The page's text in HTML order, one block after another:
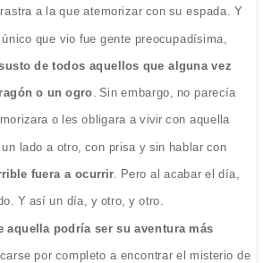
a la que atemorizar con su espada. Y
que vio fue gente preocupadísima,
de todos aquellos que alguna vez
o un ogro . Sin embargo, no parecía
o les obligara a vivir con aquella
lado a otro, con prisa y sin hablar con
fuera a ocurrir . Pero al acabar el día,
Y así un día, y otro, y otro.
aquella podría ser su aventura más
por completo a encontrar el misterio de